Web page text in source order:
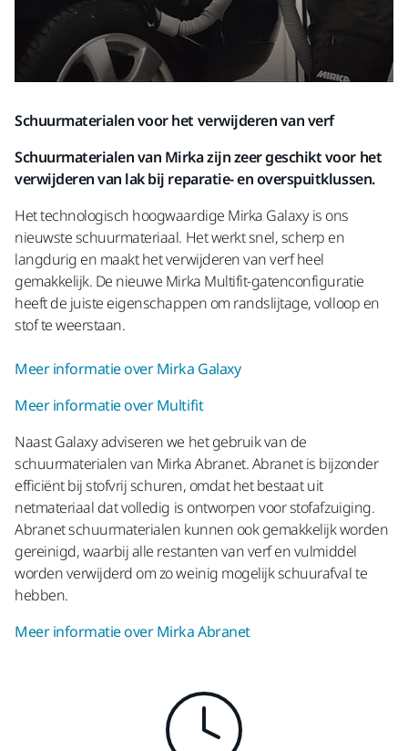
Schuurmaterialen voor het verwijderen van verf
Schuurmaterialen van Mirka zijn zeer geschikt voor het
verwijderen van lak bij reparatie- en overspuitklussen.
Het technologisch hoogwaardige Mirka Galaxy is ons
nieuwste schuurmateriaal. Het werkt snel, scherp en
langdurig en maakt het verwijderen van verf heel
gemakkelijk. De nieuwe Mirka Multifit-gatenconfiguratie
heeft de juiste eigenschappen om randslijtage, volloop en
stof te weerstaan.
Meer informatie over Mirka Galaxy
Meer informatie over Multifit
Naast Galaxy adviseren we het gebruik van de
schuurmaterialen van Mirka Abranet. Abranet is bijzonder
efficiënt bij stofvrij schuren, omdat het bestaat uit
netmateriaal dat volledig is ontworpen voor stofafzuiging.
Abranet schuurmaterialen kunnen ook gemakkelijk worden
gereinigd, waarbij alle restanten van verf en vulmiddel
worden verwijderd om zo weinig mogelijk schuurafval te
hebben.
Meer informatie over Mirka Abranet